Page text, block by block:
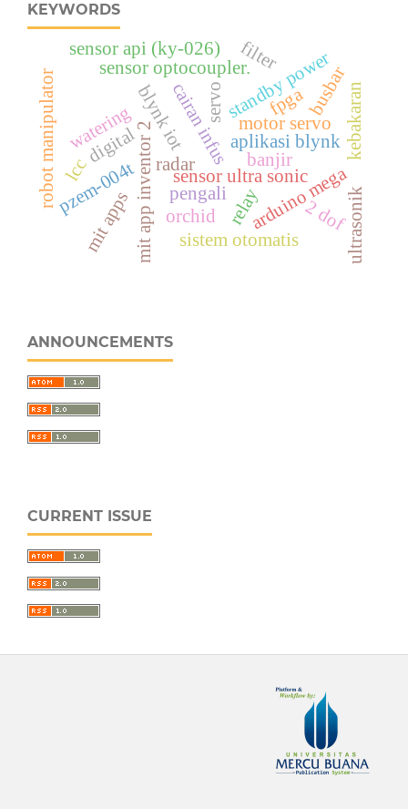
KEYWORDS
sensor ultra sonic
blynk iot
mit app inventor 2 arduino mega
motor servo
cairan infus
sensor optocoupler.
aplikasi blynk
pzem-004t relay
standby power
busbar
sistem otomatis
watering servo
banjir
ultrasonik
radar
mit apps
robot manipulator digital
fpga
filter
pengali
kebakaran
sensor api (ky-026)
orchid
lcc
2 dof
ANNOUNCEMENTS
CURRENT ISSUE